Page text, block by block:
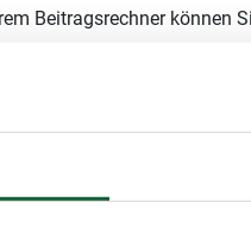
Beitragsrechner können
genauen Berechnung und